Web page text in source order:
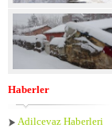
Haberler
Adilcevaz Haberleri